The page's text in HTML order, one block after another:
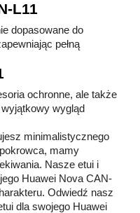
L11
dopasowane do
pełną
ochronne, ale także
wygląd
minimalistycznego
mamy
Nasze etui i
Huawei Nova CAN-
Odwiedź nasz
dla swojego Huawei